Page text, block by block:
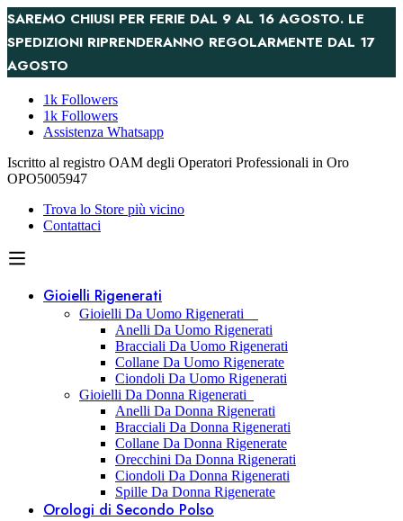
SAREMO CHIUSI PER FERIE DAL 9 AL 16 AGOSTO. LE
SPEDIZIONI RIPRENDERANNO REGOLARMENTE DAL 17
AGOSTO
1k Followers
1k Followers
Assistenza Whatsapp
Iscritto al registro OAM degli Operatori Professionali in Oro
OPO5005947
Trova lo Store più vicino
Contattaci
Gioielli Rigenerati
Gioielli Da Uomo Rigenerati
Anelli Da Uomo Rigenerati
Bracciali Da Uomo Rigenerati
Collane Da Uomo Rigenerate
Ciondoli Da Uomo Rigenerati
Gioielli Da Donna Rigenerati
Anelli Da Donna Rigenerati
Bracciali Da Donna Rigenerati
Collane Da Donna Rigenerate
Orecchini Da Donna Rigenerati
Ciondoli Da Donna Rigenerati
Spille Da Donna Rigenerate
Orologi di Secondo Polso